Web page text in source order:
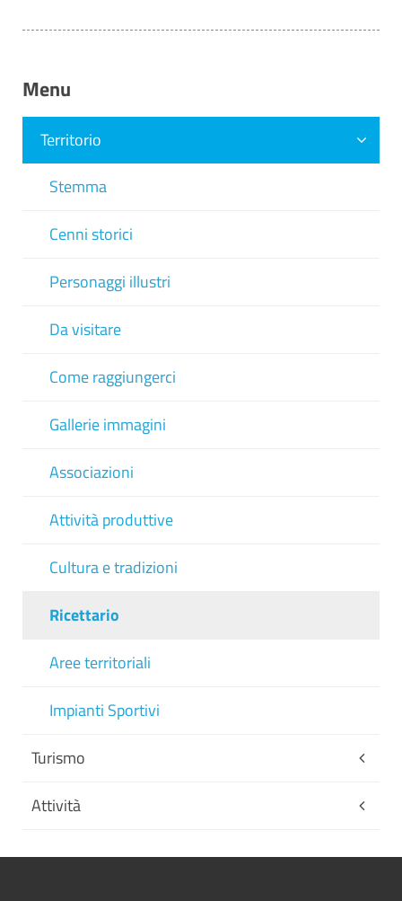
Menu
Territorio
Stemma
Cenni storici
Personaggi illustri
Da visitare
Come raggiungerci
Gallerie immagini
Associazioni
Attività produttive
Cultura e tradizioni
Ricettario
Aree territoriali
Impianti Sportivi
Turismo
Attività